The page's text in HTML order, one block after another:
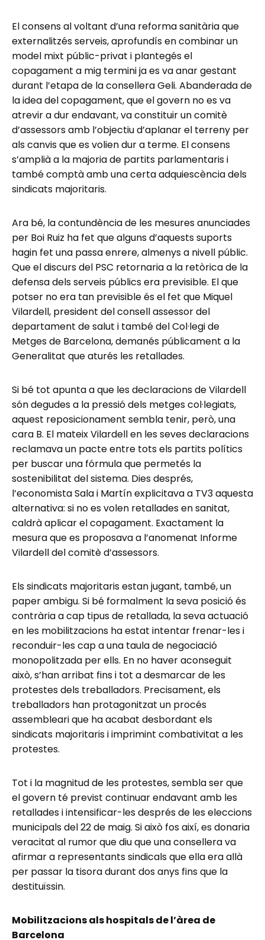
El consens al voltant d’una reforma sanitària que
externalitzés serveis, aprofundís en combinar un
model mixt públic-privat i plantegés el
copagament a mig termini ja es va anar gestant
durant l’etapa de la consellera Geli. Abanderada de
la idea del copagament, que el govern no es va
atrevir a dur endavant, va constituir un comitè
d’assessors amb l’objectiu d’aplanar el terreny per
als canvis que es volien dur a terme. El consens
s’amplià a la majoria de partits parlamentaris i
també comptà amb una certa adquiescència dels
sindicats majoritaris.
Ara bé, la contundència de les mesures anunciades
per Boi Ruiz ha fet que alguns d’aquests suports
hagin fet una passa enrere, almenys a nivell públic.
Que el discurs del PSC retornaria a la retòrica de la
defensa dels serveis públics era previsible. El que
potser no era tan previsible és el fet que Miquel
Vilardell, president del consell assessor del
departament de salut i també del Col·legi de
Metges de Barcelona, demanés públicament a la
Generalitat que aturés les retallades.
Si bé tot apunta a que les declaracions de Vilardell
són degudes a la pressió dels metges col·legiats,
aquest reposicionament sembla tenir, però, una
cara B. El mateix Vilardell en les seves declaracions
reclamava un pacte entre tots els partits polítics
per buscar una fórmula que permetés la
sostenibilitat del sistema. Dies després,
l’economista Sala i Martín explicitava a TV3 aquesta
alternativa: si no es volen retallades en sanitat,
caldrà aplicar el copagament. Exactament la
mesura que es proposava a l’anomenat Informe
Vilardell del comitè d’assessors.
Els sindicats majoritaris estan jugant, també, un
paper ambigu. Si bé formalment la seva posició és
contrària a cap tipus de retallada, la seva actuació
en les mobilitzacions ha estat intentar frenar-les i
reconduir-les cap a una taula de negociació
monopolitzada per ells. En no haver aconseguit
això, s’han arribat fins i tot a desmarcar de les
protestes dels treballadors. Precisament, els
treballadors han protagonitzat un procés
assembleari que ha acabat desbordant els
sindicats majoritaris i imprimint combativitat a les
protestes.
Tot i la magnitud de les protestes, sembla ser que
el govern té previst continuar endavant amb les
retallades i intensificar-les després de les eleccions
municipals del 22 de maig. Si això fos així, es donaria
veracitat al rumor que diu que una consellera va
afirmar a representants sindicals que ella era allà
per passar la tisora durant dos anys fins que la
destituïssin.
Mobilitzacions als hospitals de l’àrea de
Barcelona